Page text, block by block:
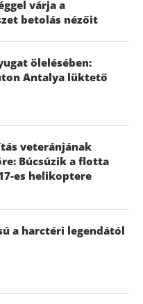
várja a
betolás nézőit
ölelésében:
Antalya lüktető
veteránjának
Búcsúzik a flotta
es helikoptere
a harctéri legendától